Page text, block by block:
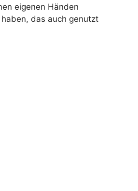
eigenen Händen
das auch genutzt